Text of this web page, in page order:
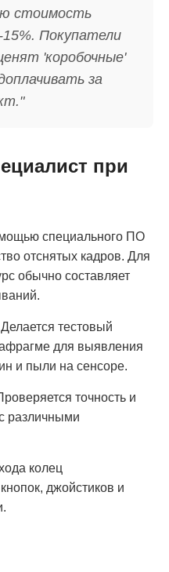
стоимость
Покупатели
'коробочные'
за
при
специального ПО
отснятых кадров. Для
обычно составляет
Делается тестовый
для выявления
и пыли на сенсоре.
точность и
различными
колец
джойстиков и